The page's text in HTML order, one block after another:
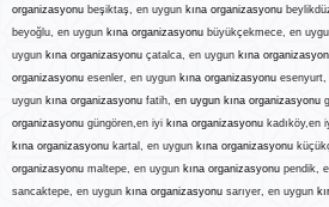
organizasyonu beşiktaş, en uygun kına organizasyonu
beyoğlu, en uygun kına organizasyonu büyükçekmece, en
uygun kına organizasyonu çatalca, en uygun kına
organizasyonu esenler, en uygun kına organizasyonu esenyurt,
uygun kına organizasyonu fatih, en uygun kına organizasyonu
organizasyonu güngören,en iyi kına organizasyonu kadıköy,en
kına organizasyonu kartal, en uygun kına organizasyonu
organizasyonu maltepe, en uygun kına organizasyonu pendik,
sancaktepe, en uygun kına organizasyonu sarıyer, en uygun